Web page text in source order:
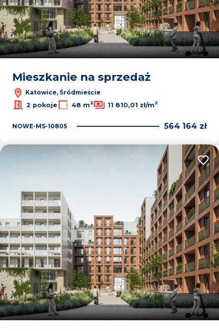
Mieszkanie na sprzedaż
Katowice, Śródmieście
2 pokoje
48 m2 11 810,01 zł/m2
NOWE-MS-10805 564 164 zł